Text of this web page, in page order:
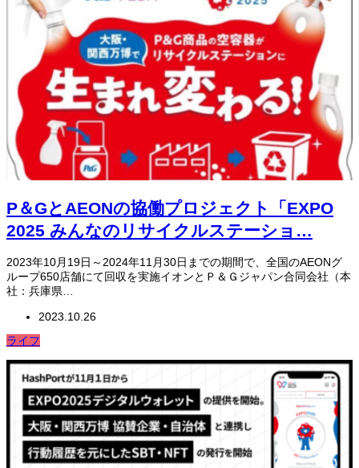
P＆GとAEONの協働プロジェクト「EXPO
2025 みんなのリサイクルステーショ…
2023年10月19日～2024年11月30日までの期間で、全国のAEONグ
ループ650店舗にて回収を実施イオンとＰ＆Ｇジャパン合同会社（本
社：兵庫県…
2023.10.26
ライフ